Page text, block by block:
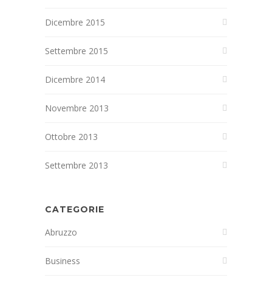
Dicembre 2015
Settembre 2015
Dicembre 2014
Novembre 2013
Ottobre 2013
Settembre 2013
CATEGORIE
Abruzzo
Business